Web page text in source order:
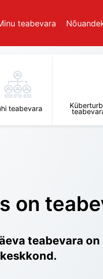
teabevara
teabevara
on
teabevara